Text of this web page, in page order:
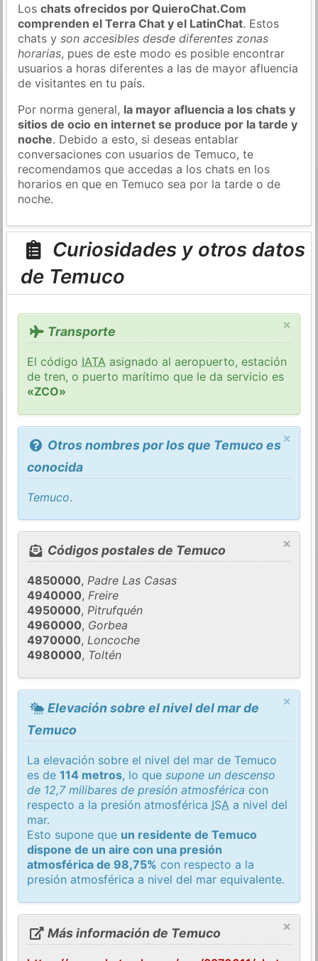
Loschats ofrecidos por QuieroChat.Com
comprenden el Terra Chat y el LatinChat. Estos
chats yson accesibles desde diferentes zonas
horarias, pues de este modo es posible encontrar
usuarios a horas diferentes a las de mayor afluencia
de visitantes en tu país.
Por norma general, la mayor afluencia a los chats y
sitios de ocio en internet se produce por la tarde y
noche. Debido a esto, si deseas entablar
conversaciones con usuarios de Temuco, te
recomendamos que accedas a los chats en los
horarios en que en Temuco sea por la tarde o de
noche.
Curiosidades y otros datos
de Temuco
×
Transporte
El código IATA asignado al aeropuerto, estación
de tren, o puerto marítimo que le da servicio es
«ZCO»
×
Otros nombres por los que Temuco es
conocida
Temuco.
×
Códigos postales de Temuco
4850000, Padre Las Casas
4940000, Freire
4950000, Pitrufquén
4960000, Gorbea
4970000, Loncoche
4980000, Toltén
×
Elevación sobre el nivel del mar de
Temuco
La elevación sobre el nivel del mar de Temuco
es de114 metros, lo quesupone un descenso
de 12,7 milibares de presión atmosférica con
respecto a la presión atmosférica ISA a nivel del
mar.
Esto supone que un residente de Temuco
dispone de un aire con una presión
atmosférica de 98,75% con respecto a la
presión atmosférica a nivel del mar equivalente.
×
Más información de Temuco